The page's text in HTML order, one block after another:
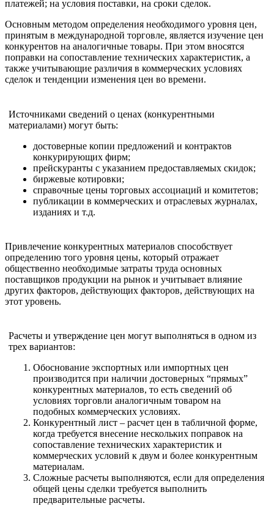
платежей; на условия поставки, на сроки сделок.
Основным методом определения необходимого уровня цен,
принятым в международной торговле, является изучение цен
конкурентов на аналогичные товары. При этом вносятся
поправки на сопоставление технических характеристик, а
также учитывающие различия в коммерческих условиях
сделок и тенденции изменения цен во времени.
Источниками сведений о ценах (конкурентными
материалами) могут быть:
достоверные копии предложений и контрактов
конкурирующих фирм;
прейскуранты с указанием предоставляемых скидок;
биржевые котировки;
справочные цены торговых ассоциаций и комитетов;
публикации в коммерческих и отраслевых журналах,
изданиях и т.д.
Привлечение конкурентных материалов способствует
определению того уровня цены, который отражает
общественно необходимые затраты труда основных
поставщиков продукции на рынок и учитывает влияние
других факторов, действующих факторов, действующих на
этот уровень.
Расчеты и утверждение цен могут выполняться в одном из
трех вариантов:
Обоснование экспортных или импортных цен
производится при наличии достоверных “прямых”
конкурентных материалов, то есть сведений об
условиях торговли аналогичным товаром на
подобных коммерческих условиях.
Конкурентный лист – расчет цен в табличной форме,
когда требуется внесение нескольких поправок на
сопоставление технических характеристик и
коммерческих условий к двум и более конкурентным
материалам.
Сложные расчеты выполняются, если для определения
общей цены сделки требуется выполнить
предварительные расчеты.